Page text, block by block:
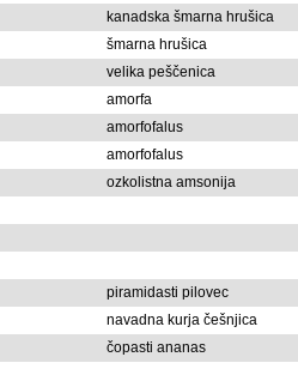
kanadska šmarna hrušica
šmarna hrušica
velika peščenica
amorfa
amorfofalus
amorfofalus
ozkolistna amsonija
piramidasti pilovec
navadna kurja češnjica
čopasti ananas